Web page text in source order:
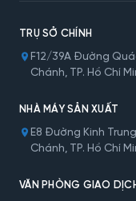
TRỤ SỞ CHÍNH
F12/39A Đường
Chánh, TP. Hồ Chí
NHÀ MÁY SẢN XUẤT
E8 Đường Kinh
Chánh, TP. Hồ Chí
VĂN PHÒNG GIAO